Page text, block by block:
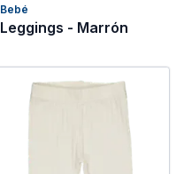
Bebé
Leggings - Marrón